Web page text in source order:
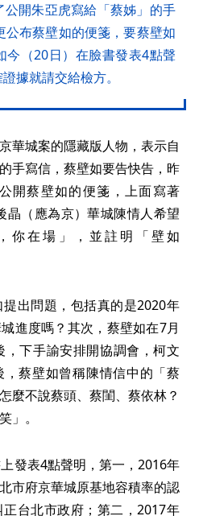
開朱亞虎寫給「蔡姊」的手
布蔡壁如的便箋，要蔡壁如
今（20日）在臉書發表4點聲
據就請交給檢方。
華城案的隱藏版人物，表示自
手寫信，蔡壁如要告快告，昨
開蔡壁如的便箋，上面寫著
晶（應為京）華城陳情人希望
你在場」，並註明「壁如
出問題，包括真的是2020年
進度嗎？其次，蔡壁如在7月
下手諭安排開協調會，柯文
蔡壁如曾稱陳情信中的「蔡
麼不說蔡頭、蔡閨、蔡依林？
」。
發表4點聲明，第一，2016年
市府京華城原基地容積率的認
台北市政府；第二，2017年